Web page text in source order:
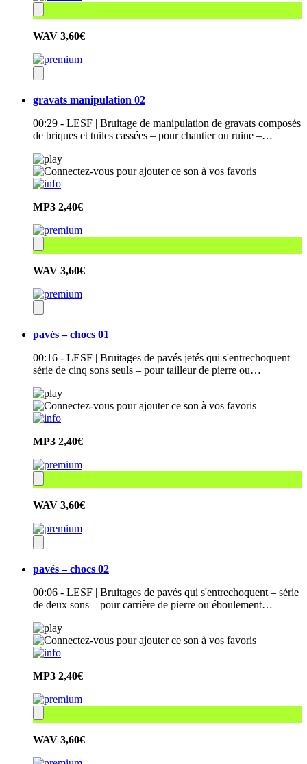
WAV 3,60€
gravats manipulation 02
00:29 - LESF | Bruitage de manipulation de gravats composés
de briques et tuiles cassées – pour chantier ou ruine –…
MP3 2,40€
WAV 3,60€
pavés – chocs 01
00:16 - LESF | Bruitages de pavés jetés qui s'entrechoquent –
série de cinq sons seuls – pour tailleur de pierre ou…
MP3 2,40€
WAV 3,60€
pavés – chocs 02
00:06 - LESF | Bruitages de pavés qui s'entrechoquent – série
de deux sons – pour carrière de pierre ou éboulement…
MP3 2,40€
WAV 3,60€